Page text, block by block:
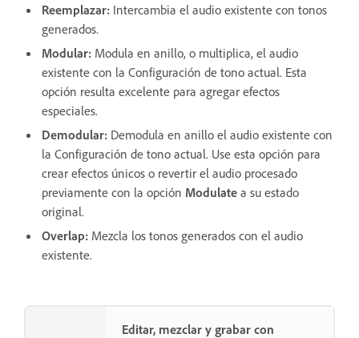
Reemplazar: Intercambia el audio existente con tonos
generados.
Modular: Modula en anillo, o multiplica, el audio
existente con la Configuración de tono actual. Esta
opción resulta excelente para agregar efectos
especiales.
Demodular: Demodula en anillo el audio existente con
la Configuración de tono actual. Use esta opción para
crear efectos únicos o revertir el audio procesado
previamente con la opción Modulate a su estado
original.
Overlap: Mezcla los tonos generados con el audio
existente.
Editar, mezclar y grabar con